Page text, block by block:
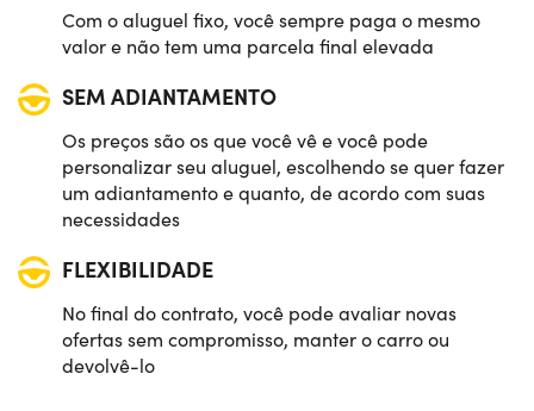
Com o aluguel fixo, você sempre paga o mesmo
valor e não tem uma parcela final elevada
SEM ADIANTAMENTO
Os preços são os que você vê e você pode
personalizar seu aluguel, escolhendo se quer fazer
um adiantamento e quanto, de acordo com suas
necessidades
FLEXIBILIDADE
No final do contrato, você pode avaliar novas
ofertas sem compromisso, manter o carro ou
devolvê-lo